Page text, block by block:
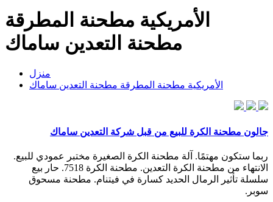
الأمريكية مطحنة المطرقة
مطحنة التعدين ساماك
منزل
الأمريكية مطحنة المطرقة مطحنة التعدين ساماك
جالون مطحنة الكرة للبيع من قبل شركة التعدين ساماك
ربما ستكون مهتمًا. آلة مطحنة الكرة الصغيرة مختبر عمودي للبيع.
الانتهاء من مطحنة الكرة التعدين. مطحنة الكرة 7518. حار بيع
سلسلة تأثير الرمال الحديد كسارة في فيتنام. مطحنة مسحوق
سوبر.